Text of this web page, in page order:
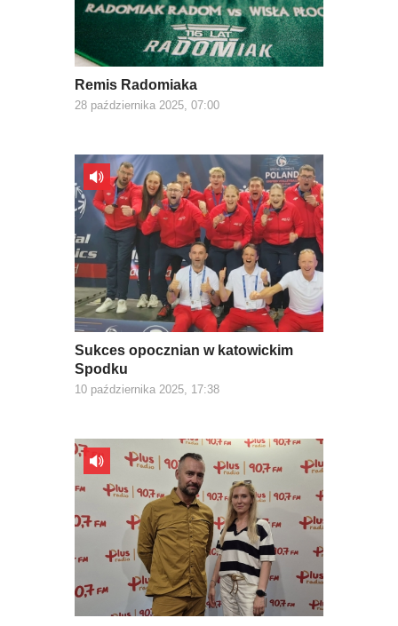
Remis Radomiaka
28 października 2025, 07:00
Sukces opocznian w katowickim
Spodku
10 października 2025, 17:38